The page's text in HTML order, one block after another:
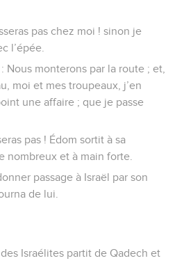
pas chez moi ! sinon je
l’épée.
Nous monterons par la route ; et,
moi et mes troupeaux, j’en
une affaire ; que je passe
pas ! Édom sortit à sa
nombreux et à main forte.
passage à Israël par son
de lui.
Israélites partit de Qadech et